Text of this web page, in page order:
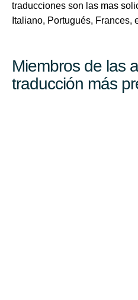
traducciones son las mas
Italiano, Portugués, Frances,
Miembros de las
traducción más